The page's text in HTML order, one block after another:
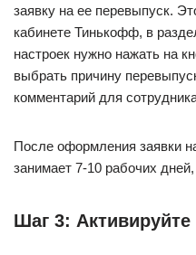
заявку на ее перевыпуск.
кабинете Тинькофф, в
настроек нужно нажать на
выбрать причину
комментарий для
После оформления заявки
занимает 7-10 рабочих
Шаг 3: